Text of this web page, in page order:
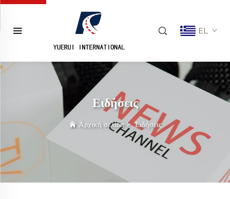
EL
Ειδήσεις
Αρχική σελίδα>Ειδήσεις